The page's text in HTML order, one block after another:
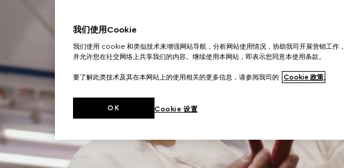
我们使用Cookie
我们使用 cookie 和类似技术来增强网站导航，分析网站使用情况，协助我司开展营销工作，
并允许您在社交网络上共享我们的内容。继续使用本网站，即表示您同意本使用条款。
要了解此类技术及其在本网站上的使用相关的更多信息，请参阅我司的 Cookie 政策。
Cookie 设置
OK